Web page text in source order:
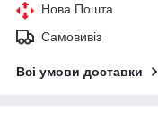
Нова Пошта
Самовивіз
Всі умови доставки